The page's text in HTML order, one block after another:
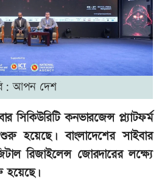
আপন দেশ
সিকিউরিটি কনভারজেন্স প্ল্যাটফর্ম
হয়েছে। বাংলাদেশের সাইবার
রিজাইলেন্স জোরদারের লক্ষ্যে
হয়েছে।